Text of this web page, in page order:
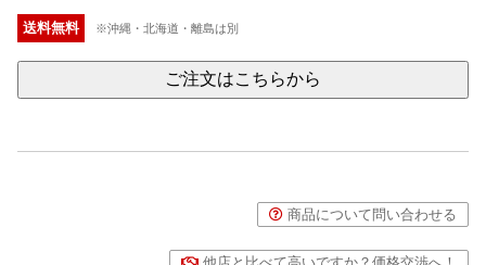
送料無料 ※沖縄・北海道・離島は別
ご注文はこちらから
商品について問い合わせる